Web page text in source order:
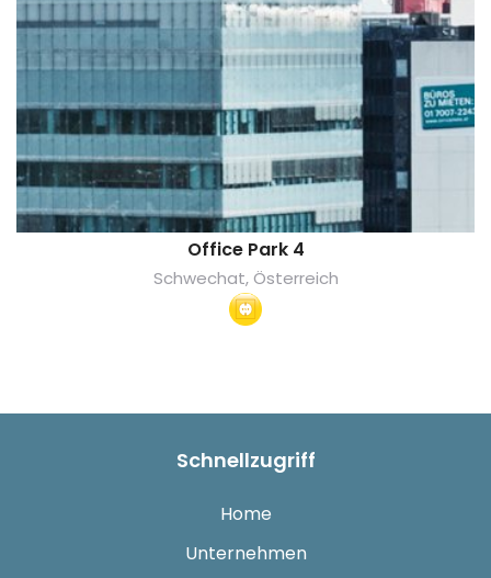
Office Park 4
Schwechat, Österreich
Schnellzugriff
Home
Unternehmen